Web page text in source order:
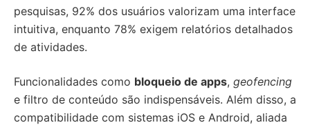
pesquisas, 92% dos usuários valorizam uma interface
intuitiva, enquanto 78% exigem relatórios detalhados
de atividades.
Funcionalidades como bloqueio de apps, geofencing
e filtro de conteúdo são indispensáveis. Além disso, a
compatibilidade com sistemas iOS e Android, aliada